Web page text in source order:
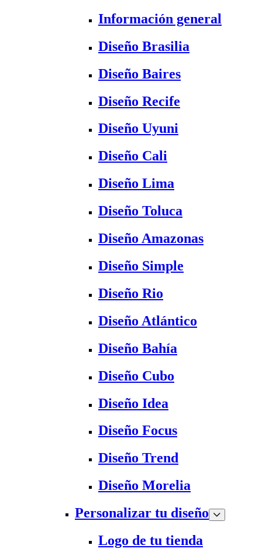
Información general
Diseño Brasilia
Diseño Baires
Diseño Recife
Diseño Uyuni
Diseño Cali
Diseño Lima
Diseño Toluca
Diseño Amazonas
Diseño Simple
Diseño Rio
Diseño Atlántico
Diseño Bahía
Diseño Cubo
Diseño Idea
Diseño Focus
Diseño Trend
Diseño Morelia
Personalizar tu diseño
Logo de tu tienda